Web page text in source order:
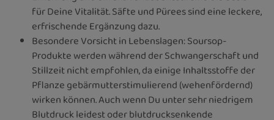
für Deine Vitalität. Säfte und Pürees sind eine leckere,
erfrischende Ergänzung dazu.
Besondere Vorsicht in Lebenslagen: Soursop-
Produkte werden während der Schwangerschaft und
Stillzeit nicht empfohlen, da einige Inhaltsstoffe der
Pflanze gebärmutterstimulierend (wehenfördernd)
wirken können. Auch wenn Du unter sehr niedrigem
Blutdruck leidest oder blutdrucksenkende